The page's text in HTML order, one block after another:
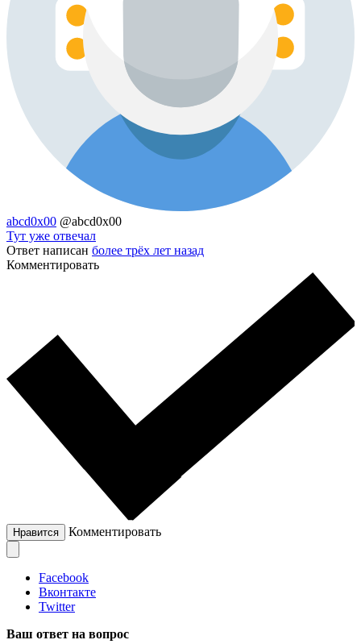
abcd0x00 @abcd0x00
Тут уже отвечал
Ответ написан более трёх лет назад
Комментировать
Нравится Комментировать
Facebook
Вконтакте
Twitter
Ваш ответ на вопрос